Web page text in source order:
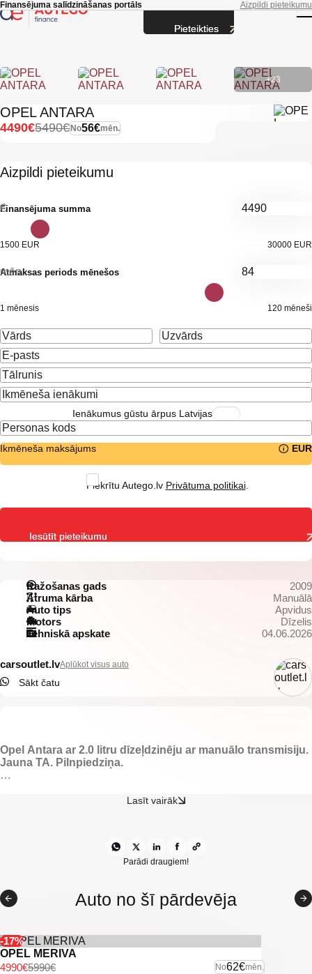
Skip to main content
Finansējuma salīdzināšanas portāls Aizpildi pieteikumu
+23
OPEL ANTARA
No56€mēn.
5490€
4490€
Aizpildi pieteikumu
Finansējuma summa
€
1500 EUR 30000 EUR
Atmaksas periods mēnešos
mēn.
1 mēnesis 120 mēneši
Ienākumus gūstu ārpus Latvijas
Ikmēneša maksājums EUR
Piekrītu Autego.lv Privātuma politikai.
Ražošanas gads
2009
Ātruma kārba
Manuālā
Auto tips
Apvidus
Motors
Dīzelis
Tehniskā apskate
04.06.2026
carsoutlet.lvAplūkot visus auto
Sākt čatu
Opel Antara ar 2.0 litru dīzeļdzinēju ar manuālo transmisiju.
Jauna TA. Pilnpiedziņa.
-Navigācija.
-Lietus sensors.
-Aizmugurējie parkošanās sensori.
-Sakabes āķis.
-Miglas lukturi.
-4x4.
Lasīt vairāk
Parādi draugiem!
Auto no šī pārdevēja
-17%
OPEL MERIVA
No62€mēn.
5990€
4990€